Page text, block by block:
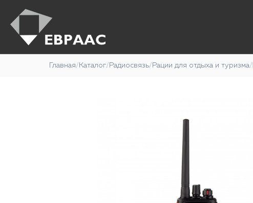
Главная/ Каталог/ Радиосвязь/ Рации для отдыха и туризма/